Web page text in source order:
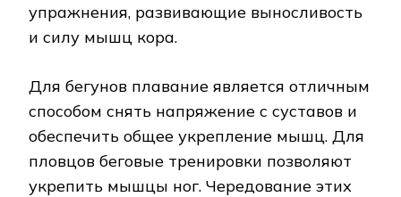
упражнения, развивающие выносливость
и силу мышц кора.
Для бегунов плавание является отличным
способом снять напряжение с суставов и
обеспечить общее укрепление мышц. Для
пловцов беговые тренировки позволяют
укрепить мышцы ног. Чередование этих